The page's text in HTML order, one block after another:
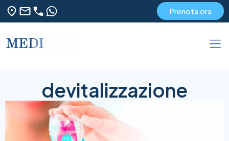
Prenota ora
devitalizzazione